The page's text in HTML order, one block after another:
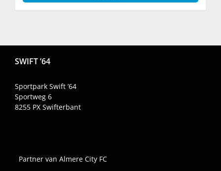
SWIFT ’64
Sportpark Swift ’64
Sportweg 6
8255 PX Swifterbant
Partner van Almere City FC